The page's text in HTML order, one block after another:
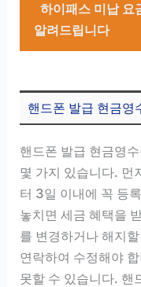
하이패스 미납 요
알려드립니다
핸드폰 발급 현금영
핸드폰 발급 현금영
몇 가지 있습니다. 먼
터 3일 이내에 꼭 등
놓치면 세금 혜택을
를 변경하거나 해지
연락하여 수정해야
못할 수 있습니다. 핸